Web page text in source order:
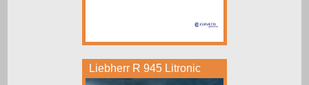
Liebherr R 945 Litronic